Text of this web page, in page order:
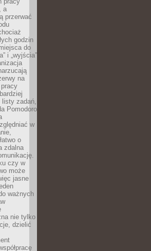
a
przerwać
godzin
do
i „wyjścia”
na
listy zadań,
Pomodoro
w
o
zdalna
czy w
może
jasne
ważnych
nie tylko
dzielić